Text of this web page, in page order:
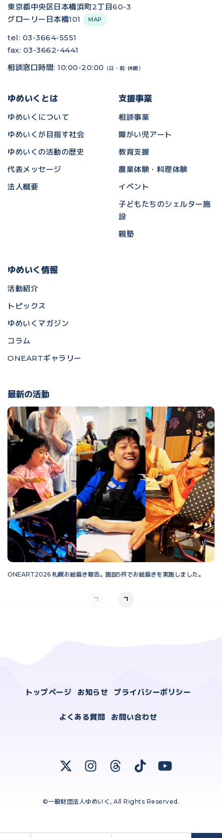
東京都中央区日本橋浜町2丁目60-3
グローリー日本橋101
MAP
tel: 03-3664-5551
fax: 03-3662-4441
相談窓口時間: 10:00-20:00
（日・祝: 休館）
ゆめいくとは
ゆめいくについて
ゆめいくが目指す社会
ゆめいくの活動の歴史
代表メッセージ
法人概要
支援事業
相談事業
障がい児アート
教育支援
農業体験・料理体験
イベント
子どもたちのシェルター施
設
親塾
ゆめいく情報
活動紹介
トピックス
ゆめいくマガジン
コラム
ONEARTギャラリー
最新の活動
ONEART2026 札幌お絵描き報告。施設5件でお絵描きを実施しました。
トップページ お知らせ プライバシーポリシー
よくある質問 お問い合わせ
©一般財団法人ゆめいく, All Rights Reserved.